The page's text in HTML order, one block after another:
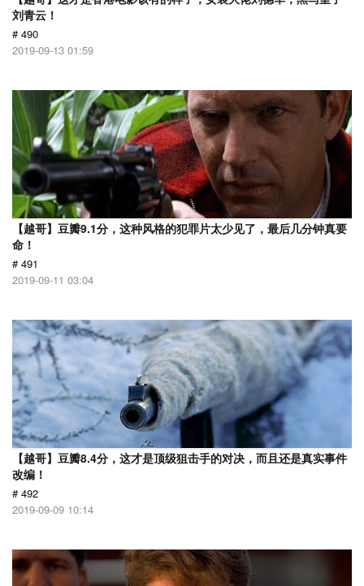
刘青云！
# 490
2019-09-13 01:59
【越哥】豆瓣9.1分，这种风格的犯罪片太少见了，最后几分钟真要
命！
# 491
2019-09-11 03:04
【越哥】豆瓣8.4分，这才是顶级狙击手的对决，而且还是真实事件
改编！
# 492
2019-09-09 10:14